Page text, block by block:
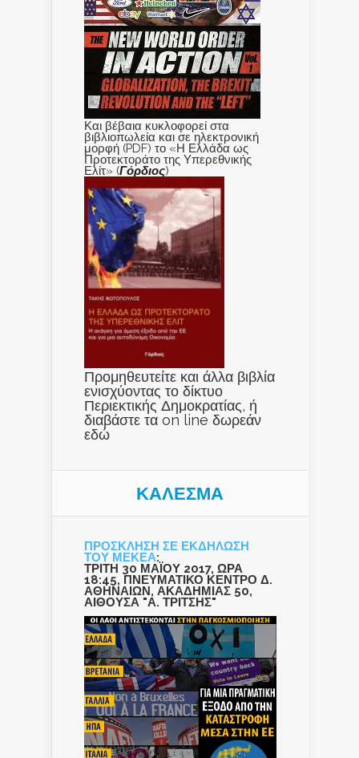
Και βέβαια κυκλοφορεί στα
βιβλιοπωλεία και σε ηλεκτρονική
μορφή (PDF) το «Η Ελλάδα ως
Προτεκτοράτο της Υπερεθνικής
Ελίτ» (Γόρδιος)
Προμηθευτείτε και άλλα βιβλία
ενισχύοντας το δίκτυο
Περιεκτικής Δημοκρατίας, ή
διαβάστε τα on line δωρεάν
εδώ
ΚΑΛΕΣΜΑ
ΠΡΟΣΚΛΗΣΗ ΣΕ ΕΚΔΗΛΩΣΗ
ΤΟΥ ΜΕΚΕΑ:
ΤΡΙΤΗ 30 ΜΑΪΟΥ 2017, ΩΡΑ
18:45, ΠΝΕΥΜΑΤΙΚΟ ΚΕΝΤΡΟ Δ.
ΑΘΗΝΑΙΩΝ, ΑΚΑΔΗΜΙΑΣ 50,
ΑΙΘΟΥΣΑ "Α. ΤΡΙΤΣΗΣ"